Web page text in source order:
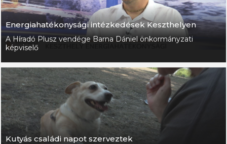
Energiahatékonysági intézkedések Keszthelyen
A Híradó Plusz vendége Barna Dániel önkormányzati
képviselő
Kutyás családi napot szerveztek